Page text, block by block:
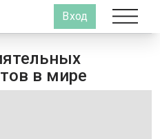
Вход
в мире